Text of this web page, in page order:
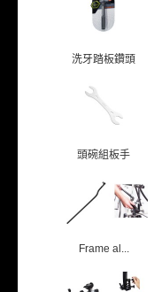
洗牙踏板鑽頭
頭碗組板手
Frame al...